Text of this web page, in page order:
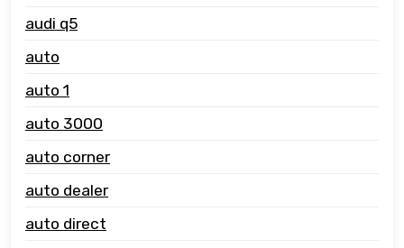
audi q5
auto
auto 1
auto 3000
auto corner
auto dealer
auto direct